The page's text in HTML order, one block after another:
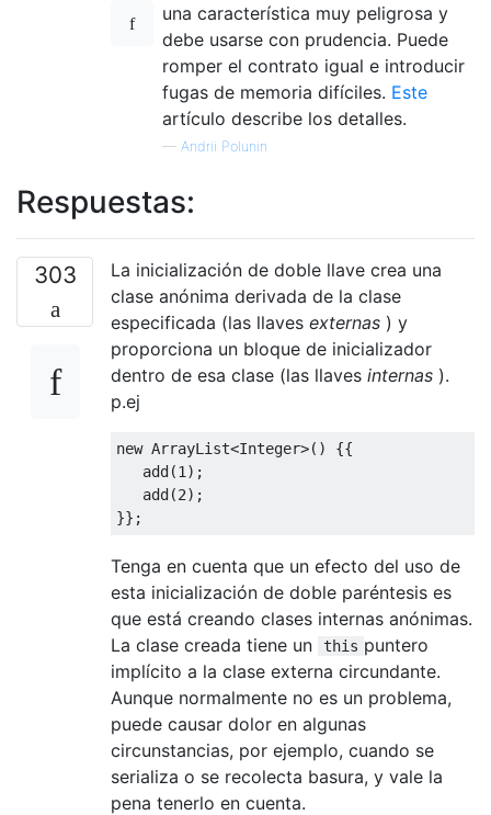
una característica muy peligrosa y
debe usarse con prudencia. Puede
romper el contrato igual e introducir
fugas de memoria difíciles. Este
artículo describe los detalles.
— Andrii Polunin
Respuestas:
303
La inicialización de doble llave crea una
clase anónima derivada de la clase
especificada (las llaves externas ) y
proporciona un bloque de inicializador
dentro de esa clase (las llaves internas ).
p.ej
new ArrayList<Integer>()
{{
   add
(1 );
   add
(2);
}};
Tenga en cuenta que un efecto del uso de
esta inicialización de doble paréntesis es
que está creando clases internas anónimas.
La clase creada tiene un
this puntero
implícito a la clase externa circundante.
Aunque normalmente no es un problema,
puede causar dolor en algunas
circunstancias, por ejemplo, cuando se
serializa o se recolecta basura, y vale la
pena tenerlo en cuenta.